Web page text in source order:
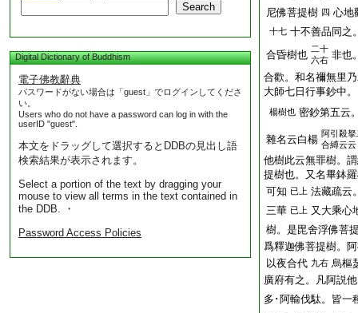
Search
Digital Dictionary of Buddhism
電子佛教辭典
パスワードがない場合は「guest」でログインしてくださ
い。
Users who do not have a password can log in with the
userID "guest".
本文をドラッグして選択するとDDBの見出し語
検索結果が表示されます。
Select a portion of the text by dragging your
mouse to view all terms in the text contained in
the DDB. ・
Password Access Policies
尼佛菩提樹 四 心地
十七 十不善品同之
合昏樹也 二十
六右 非也
合歡。和名禰無里
大師七日行事鈔中
楊樹也 密鈔第五云
雜名云白楊 阿引殺拏
合縛云云
他樹此云無罪樹。
提樹也。又名畢鉢
可知 已上 法藏疏云
三華 已上 又大乘心
樹。是毘舍浮佛菩
爲釋迦佛菩提樹。
以夜合代 九右 烏樞
廣府有之。凡阿説
多･阿輸伐駄。皆一